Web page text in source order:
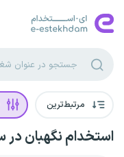
مرتبط‌ترین
استخدام نگهبان